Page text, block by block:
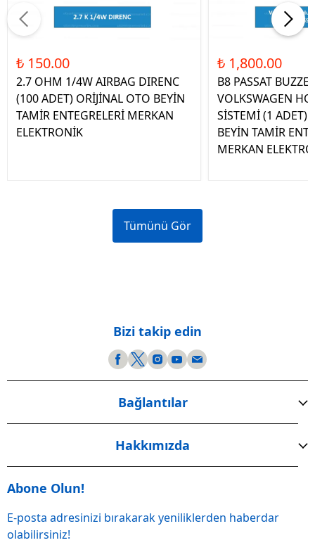
₺ 150.00
2.7 OHM 1/4W AIRBAG DIRENC
(100 ADET) ORİJİNAL OTO BEYİN
TAMİR ENTEGRELERİ MERKAN
ELEKTRONİK
₺ 1,800.00
B8 PASSAT
VOLKSWAGEN
SİSTEMİ (1 ADET)
BEYİN TAMİR
MERKAN
Tümünü Gör
Bizi takip edin
Bağlantılar
Hakkımızda
Abone Olun!
E-posta adresinizi bırakarak yeniliklerden haberdar
olabilirsiniz!